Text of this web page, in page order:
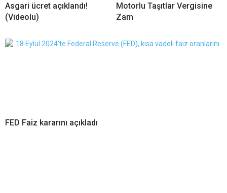
Asgari ücret açıklandı!
(Videolu)
Motorlu Taşıtlar Vergisine
Zam
FED Faiz kararını açıkladı